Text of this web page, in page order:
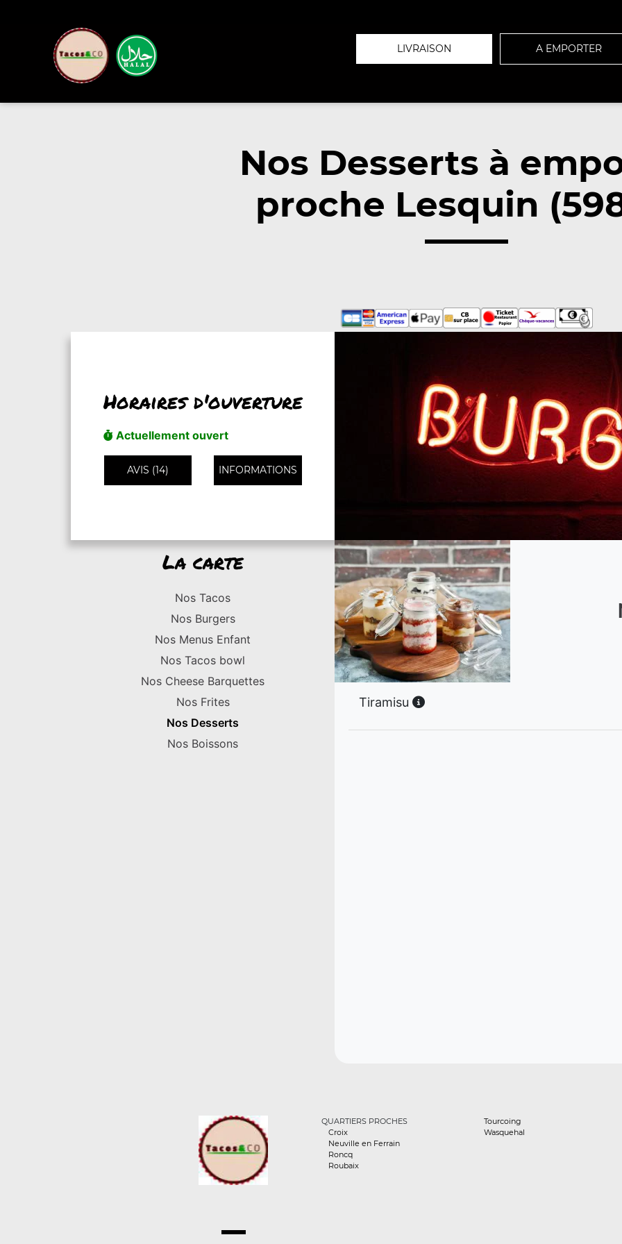
LIVRAISON A EMPORTER
Nos Desserts à
proche Lesquin
Horaires d'ouverture
Actuellement ouvert
AVIS (14) INFORMATIONS
La carte
Nos Tacos
Nos Burgers
Nos Menus Enfant
Nos Tacos bowl
Nos Cheese Barquettes
Nos Frites
Nos Desserts
Nos Boissons
Tiramisu
QUARTIERS PROCHES
Croix
Neuville en Ferrain
Roncq
Roubaix
Tourcoing
Wasquehal